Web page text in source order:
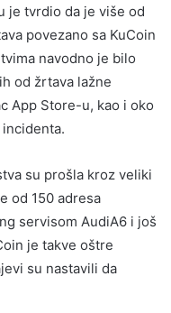
je tvrdio da je više od
povezano sa KuCoin
navodno je bilo
od žrtava lažne
App Store-u, kao i oko
su prošla kroz veliki
od 150 adresa
servisom AudiA6 i još
je takve oštre
su nastavili da